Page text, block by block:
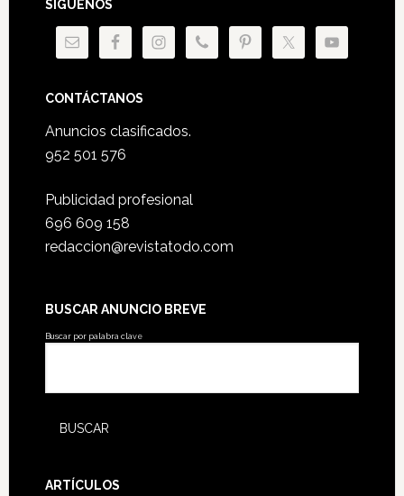
SÍGUENOS
CONTÁCTANOS
Anuncios clasificados.
952 501 576
Publicidad profesional
696 609 158
redaccion@revistatodo.com
BUSCAR ANUNCIO BREVE
Buscar por palabra clave
ARTÍCULOS